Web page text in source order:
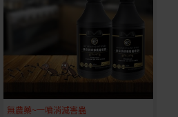
無農藥~一噴消滅害蟲